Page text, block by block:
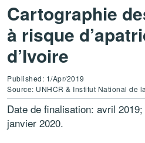
Cartographie
à risque
d’Ivoire
Published: 1/Apr/2019
Source: UNHCR & Institut National de
Date de finalisation: avril
janvier 2020.